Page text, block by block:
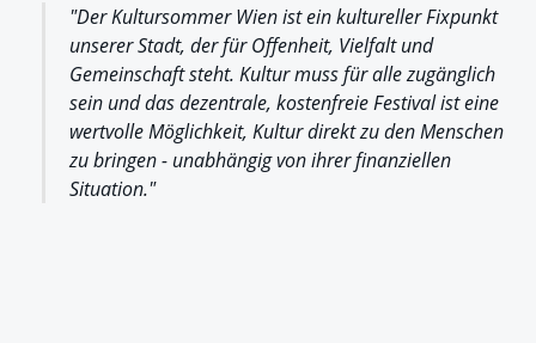
"Der Kultursommer Wien ist ein kultureller Fixpunkt
unserer Stadt, der für Offenheit, Vielfalt und
Gemeinschaft steht. Kultur muss für alle zugänglich
sein und das dezentrale, kostenfreie Festival ist eine
wertvolle Möglichkeit, Kultur direkt zu den Menschen
zu bringen - unabhängig von ihrer finanziellen
Situation."